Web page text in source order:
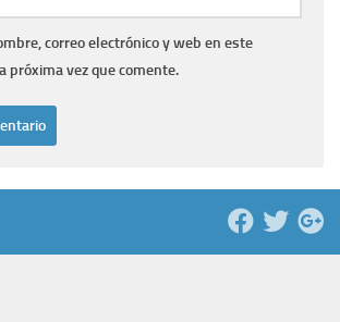
correo electrónico y web en este
próxima vez que comente.